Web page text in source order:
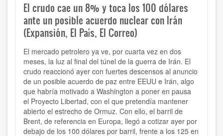
El crudo cae un 8% y toca los 100 dólares
ante un posible acuerdo nuclear con Irán
(Expansión, El País, El Correo)
El mercado petrolero ya ve, por cuarta vez en dos
meses, la luz al final del túnel de la guerra de Irán. El
crudo reaccionó ayer con fuertes descensos al anuncio
de un posible acuerdo de paz entre EEUU e Irán, algo
que habría motivado a Washington a poner en pausa
el Proyecto Libertad, con el que pretendía mantener
abierto el estrecho de Ormuz. Con ello, el barril de
Brent, de referencia en Europa, llegó a cotizar ayer por
debajo de los 100 dólares por barril, frente a los 125 en